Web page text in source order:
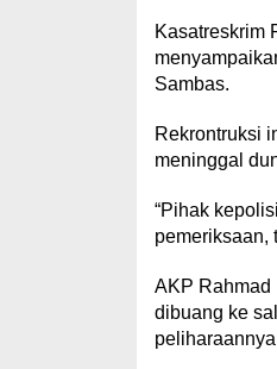
Kasatreskrim
Sambas.
Rekrontruksi
meninggal
“Pihak
pemeriksaan,
AKP Rahmad
dibuang ke